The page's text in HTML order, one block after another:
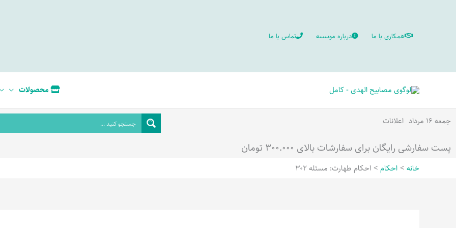
همکاری با ما درباره موسسه تماس با ما
محصولات
جمعه ۱۶ مرداد اعلانات
پست سفارشی رایگان برای سفارشات بالای ۳۰۰.۰۰۰ تومان
خانه احکام احکام طهارت: مسئله 302